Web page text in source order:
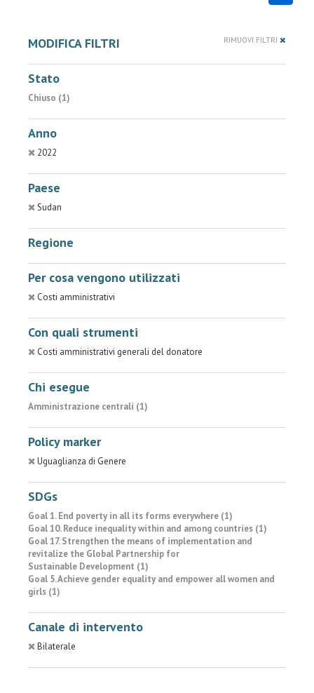
MODIFICA FILTRI RIMUOVI FILTRI
Stato
Chiuso (1)
Anno
2022
Paese
Sudan
Regione
Per cosa vengono utilizzati
Costi amministrativi
Con quali strumenti
Costi amministrativi generali del donatore
Chi esegue
Amministrazione centrali (1)
Policy marker
Uguaglianza di Genere
SDGs
Goal 1. End poverty in all its forms everywhere (1)
Goal 10. Reduce inequality within and among countries (1)
Goal 17. Strengthen the means of implementation and
revitalize the Global Partnership for
Sustainable Development (1)
Goal 5. Achieve gender equality and empower all women and
girls (1)
Canale di intervento
Bilaterale